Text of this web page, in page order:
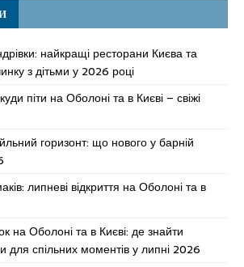
найкращі ресторани Києва та
з дітьми у 2026 році
піти на Оболоні та в Києві – свіжі
горизонт: що нового у барній
липневі відкриття на Оболоні та в
на Оболоні та в Києві: де знайти
для спільних моментів у липні 2026